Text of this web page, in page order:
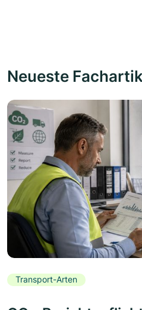
Neueste
Transport-Arten